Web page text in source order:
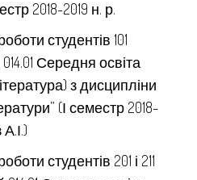
2018-2019 н. р.
студентів 101
Середня освіта
з дисципліни
(І семестр 2018-
студентів 201 і 211